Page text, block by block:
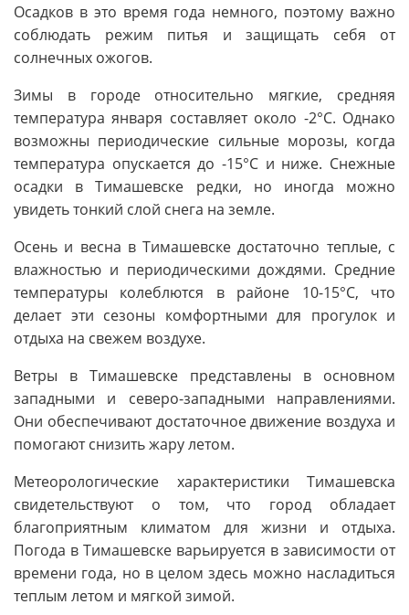
Осадков в это время года немного, поэтому важно
соблюдать режим питья и защищать себя от
солнечных ожогов.
Зимы в городе относительно мягкие, средняя
температура января составляет около -2°C. Однако
возможны периодические сильные морозы, когда
температура опускается до -15°C и ниже. Снежные
осадки в Тимашевске редки, но иногда можно
увидеть тонкий слой снега на земле.
Осень и весна в Тимашевске достаточно теплые, с
влажностью и периодическими дождями. Средние
температуры колеблются в районе 10-15°C, что
делает эти сезоны комфортными для прогулок и
отдыха на свежем воздухе.
Ветры в Тимашевске представлены в основном
западными и северо-западными направлениями.
Они обеспечивают достаточное движение воздуха и
помогают снизить жару летом.
Метеорологические характеристики Тимашевска
свидетельствуют о том, что город обладает
благоприятным климатом для жизни и отдыха.
Погода в Тимашевске варьируется в зависимости от
времени года, но в целом здесь можно насладиться
теплым летом и мягкой зимой.